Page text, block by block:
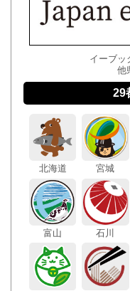
イーブッ
他
29
北海道 宮城
富山 石川